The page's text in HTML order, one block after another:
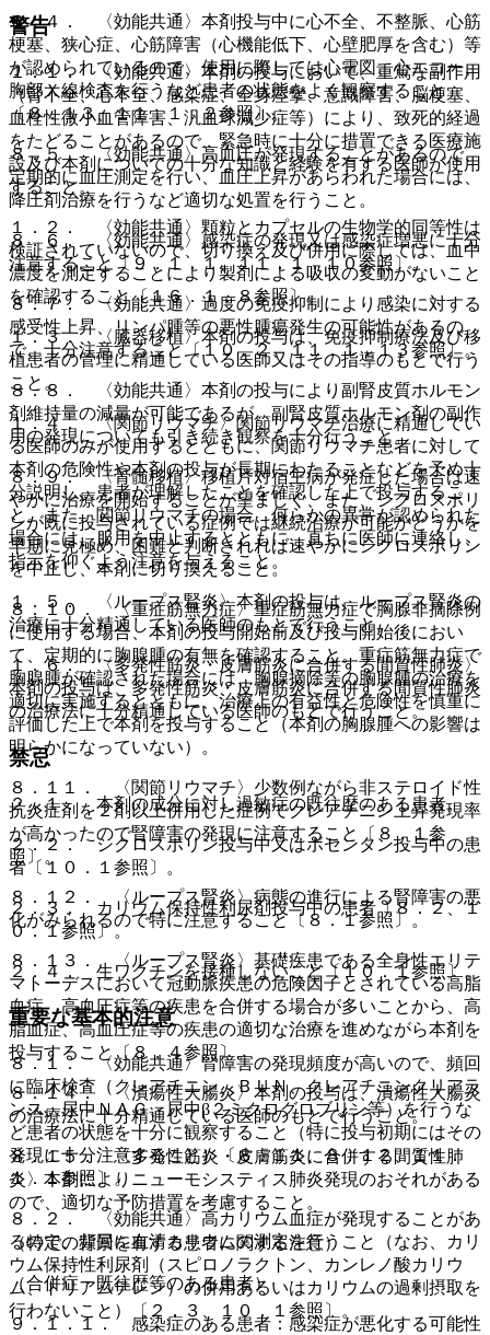
８．４． 〈効能共通〉本剤投与中に心不全、不整脈、心筋
梗塞、狭心症、心筋障害（心機能低下、心壁肥厚を含む）等
が認められているので、使用に際しては心電図、心エコー、
胸部Ｘ線検査を行うなど患者の状態をよく観察すること
〔８．１３、１１．１．２参照〕。
８．５． 〈効能共通〉高血圧が発現することがあるので、
定期的に血圧測定を行い、血圧上昇があらわれた場合には、
降圧剤治療を行うなど適切な処置を行うこと。
８．６． 〈効能共通〉感染症の発現又は感染症増悪に十分
注意すること〔９．１．１、１１．１．１０参照〕。
８．７． 〈効能共通〉過度の免疫抑制により感染に対する
感受性上昇、リンパ腫等の悪性腫瘍発生の可能性があるの
で、十分注意すること〔１０．２、１１．１．１３参照〕。
８．８． 〈効能共通〉本剤の投与により副腎皮質ホルモン
剤維持量の減量が可能であるが、副腎皮質ホルモン剤の副作
用の発現についても引き続き観察を十分行うこと。
８．９． 〈骨髄移植〉移植片対宿主病が発症した場合は速
やかに治療を開始することが望ましく、また、シクロスポリ
ンが既に投与されている症例では継続治療が可能かどうかを
早期に見極め、困難と判断されれば速やかにシクロスポリン
を中止し、本剤に切り換えること。
８．１０． 〈重症筋無力症〉重症筋無力症で胸腺非摘除例
に使用する場合、本剤の投与開始前及び投与開始後におい
て、定期的に胸腺腫の有無を確認すること。重症筋無力症で
胸腺腫が確認された場合には、胸腺摘除等の胸腺腫の治療を
適切に実施するとともに、治療上の有益性と危険性を慎重に
評価した上で本剤を投与すること（本剤の胸腺腫への影響は
明らかになっていない）。
８．１１． 〈関節リウマチ〉少数例ながら非ステロイド性
抗炎症剤を２剤以上併用した症例でクレアチニン上昇発現率
が高かったので腎障害の発現に注意すること〔８．１参
照〕。
８．１２． 〈ループス腎炎〉病態の進行による腎障害の悪
化がみられるので特に注意すること〔８．１参照〕。
８．１３． 〈ループス腎炎〉基礎疾患である全身性エリテ
マトーデスにおいて冠動脈疾患の危険因子とされている高脂
血症、高血圧症等の疾患を合併する場合が多いことから、高
脂血症、高血圧症等の疾患の適切な治療を進めながら本剤を
投与すること〔８．４参照〕。
８．１４． 〈潰瘍性大腸炎〉本剤の投与は、潰瘍性大腸炎
の治療法に十分精通している医師のもとで行うこと。
８．１５． 〈多発性筋炎・皮膚筋炎に合併する間質性肺
炎〉本剤によりニューモシスティス肺炎発現のおそれがある
ので、適切な予防措置を考慮すること。
（特定の背景を有する患者に関する注意）
（合併症・既往歴等のある患者）
９．１．１． 感染症のある患者：感染症が悪化する可能性
警告
１．１． 〈効能共通〉本剤の投与において、重篤な副作用
（腎不全、心不全、感染症、全身痙攣、意識障害、脳梗塞、
血栓性微小血管障害、汎血球減少症等）により、致死的経過
をたどることがあるので、緊急時に十分に措置できる医療施
設及び本剤についての十分な知識と経験を有する医師が使用
すること。
１．２． 〈効能共通〉顆粒とカプセルの生物学的同等性は
検証されていないので、切り換え及び併用に際しては、血中
濃度を測定することにより製剤による吸収の変動がないこと
を確認すること〔１６．１．８参照〕。
１．３． 〈臓器移植〉本剤の投与は、免疫抑制療法及び移
植患者の管理に精通している医師又はその指導のもとで行う
こと。
１．４． 〈関節リウマチ〉関節リウマチ治療に精通してい
る医師のみが使用するとともに、関節リウマチ患者に対して
本剤の危険性や本剤の投与が長期にわたることなどを予め十
分説明し、患者が理解したことを確認した上で投与するこ
と。また、関節リウマチの場合、何らかの異常が認められた
場合には、服用を中止するとともに、直ちに医師に連絡し、
指示を仰ぐよう注意を与えること。
１．５． 〈ループス腎炎〉本剤の投与は、ループス腎炎の
治療に十分精通している医師のもとで行うこと。
１．６． 〈多発性筋炎・皮膚筋炎に合併する間質性肺炎〉
本剤の投与は、多発性筋炎・皮膚筋炎に合併する間質性肺炎
の治療法に十分精通している医師のもとで行うこと。
禁忌
２．１． 本剤の成分に対し過敏症の既往歴のある患者。
２．２． シクロスポリン投与中又はボセンタン投与中の患
者〔１０．１参照〕。
２．３． カリウム保持性利尿剤投与中の患者〔８．２、１
０．１参照〕。
２．４． 生ワクチンを接種しないこと〔１０．１参照〕。
重要な基本的注意
８．１． 〈効能共通〉腎障害の発現頻度が高いので、頻回
に臨床検査（クレアチニン、ＢＵＮ、クレアチニンクリアラ
ンス、尿中ＮＡＧ、尿中β２ミクログロブリン等）を行うな
ど患者の状態を十分に観察すること（特に投与初期にはその
発現に十分注意すること）〔８．１１、８．１２、１１．
１．１参照〕。
８．２． 〈効能共通〉高カリウム血症が発現することがあ
るので、頻回に血清カリウムの測定を行うこと（なお、カリ
ウム保持性利尿剤（スピロノラクトン、カンレノ酸カリウ
ム、トリアムテレン）の併用あるいはカリウムの過剰摂取を
行わないこと）〔２．３、１０．１参照〕。